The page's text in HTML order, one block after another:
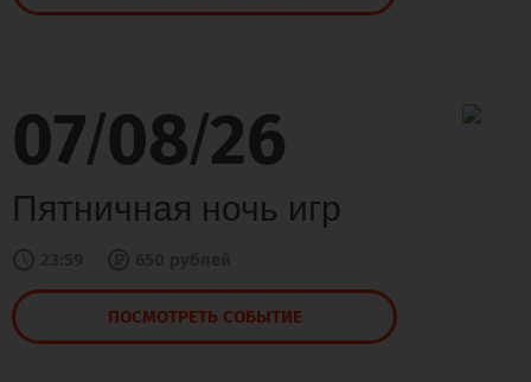
07/08/26
Пятничная ночь игр
ПОСМОТРЕТЬ СОБЫТИЕ